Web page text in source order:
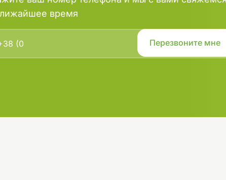
время